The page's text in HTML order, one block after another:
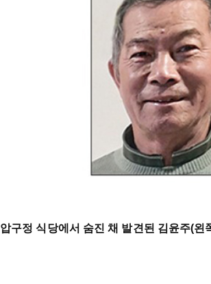
압구정 식당에서 숨진 채 발견된 김윤주(왼